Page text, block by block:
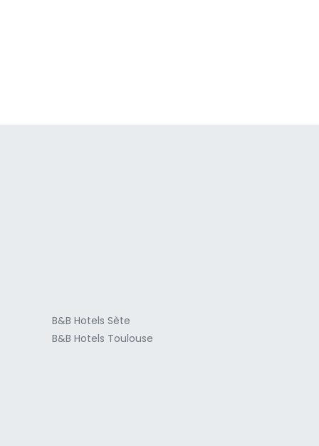
B&B Hotels Sète
B&B Hotels Toulouse